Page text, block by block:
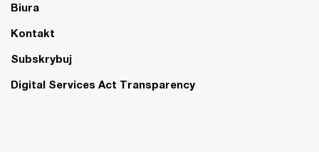
Biura
Kontakt
Subskrybuj
Digital Services Act Transparency